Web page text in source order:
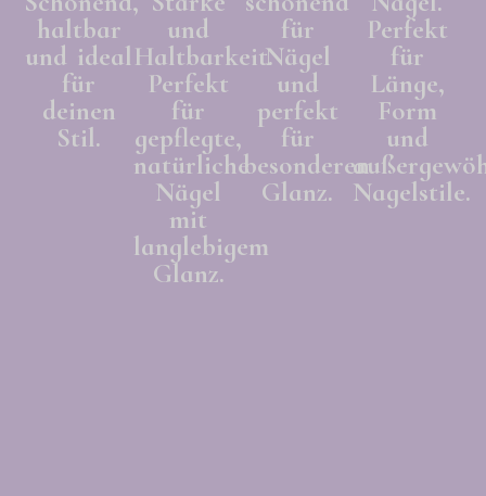
haltbar
und ideal
für
deinen
Stil.
und
Haltbarkeit.
Perfekt
für
gepflegte,
natürliche
Nägel
mit
langlebigem
Glanz.
für
Nägel
und
perfekt
für
besonderen
Glanz.
Perfekt
für
Länge,
Form
und
Nagelstile.